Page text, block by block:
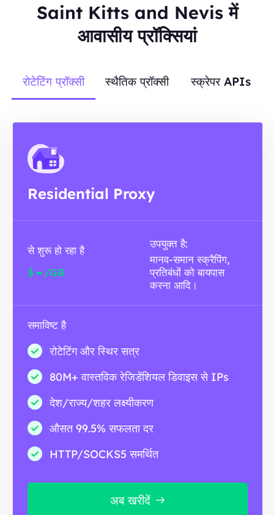
Saint Kitts and Nevis में
आवासीय प्रॉक्सियां
रोटेटिंग प्रॉक्सी स्थैतिक प्रॉक्सी स्क्रेपर APIs
Residential Proxy
से शुरू हो रहा है
$- /GB
उपयुक्त है:
मानव-समान स्क्रैपिंग,
प्रतिबंधों को बायपास
करना आदि।
समाविष्ट है
रोटेटिंग और स्थिर सत्र
80M+ वास्तविक रेजिडेंशियल डिवाइस से IPs
देश/राज्य/शहर लक्ष्यीकरण
औसत 99.5% सफलता दर
HTTP/SOCKS5 समर्थित
अब खरीदें